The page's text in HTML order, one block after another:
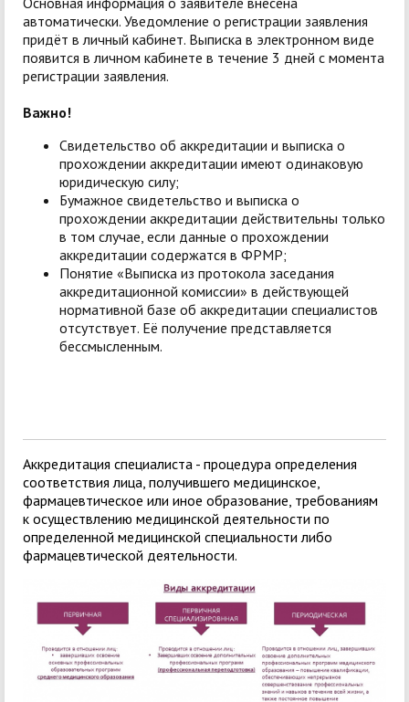
автоматически. Уведомление о регистрации заявления
придёт в личный кабинет. Выписка в электронном виде
появится в личном кабинете в течение 3 дней с момента
регистрации заявления.
Важно!
Свидетельство об аккредитации и выписка о
прохождении аккредитации имеют одинаковую
юридическую силу;
Бумажное свидетельство и выписка о
прохождении аккредитации действительны только
в том случае, если данные о прохождении
аккредитации содержатся в ФРМР;
Понятие «Выписка из протокола заседания
аккредитационной комиссии» в действующей
нормативной базе об аккредитации специалистов
отсутствует. Её получение представляется
бессмысленным.
Аккредитация специалиста - процедура определения
соответствия лица, получившего медицинское,
фармацевтическое или иное образование, требованиям
к осуществлению медицинской деятельности по
определенной медицинской специальности либо
фармацевтической деятельности.